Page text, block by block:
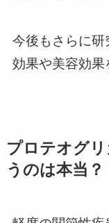
今後もさらに
効果や美容効果
プロテオグ
うのは本当？